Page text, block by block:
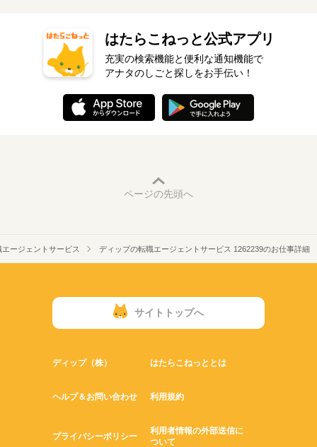
はたらこねっと公式アプリ
充実の検索機能と便利な通知機能で
アナタのしごと探しをお手伝い！
ページの先頭へ
ージェントサービス ディップの転職エージェントサービス 1262239のお仕事詳細
サイトトップへ
ディップ（株） はたらこねっととは
ヘルプ＆お問い合わせ 利用規約
プライバシーポリシー
利用者情報の外部送信に
ついて